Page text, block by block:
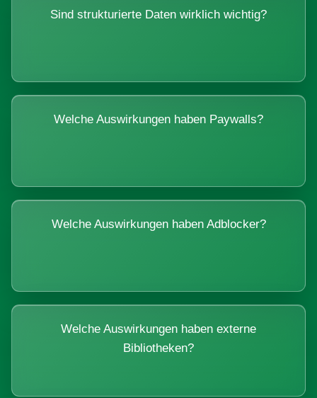
Sind strukturierte Daten wirklich wichtig?
Welche Auswirkungen haben Paywalls?
Welche Auswirkungen haben Adblocker?
Welche Auswirkungen haben externe
Bibliotheken?